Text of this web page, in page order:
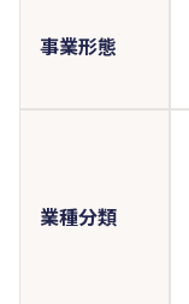
事業形態
業種分類